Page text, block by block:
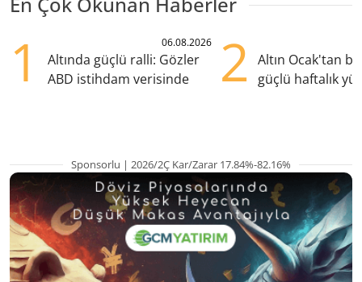
1 06.08.2026
Altında güçlü ralli: Gözler
ABD istihdam verisinde
2
Altın Ocak'tan
güçlü haftalık
Sponsorlu | 2026/2Ç Kar/Zarar 17.84%-82.16%